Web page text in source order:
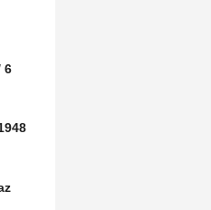
6